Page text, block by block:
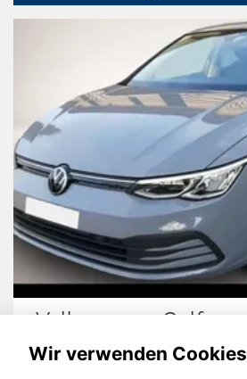
Volkswagen Golf
Wir verwenden Cookies